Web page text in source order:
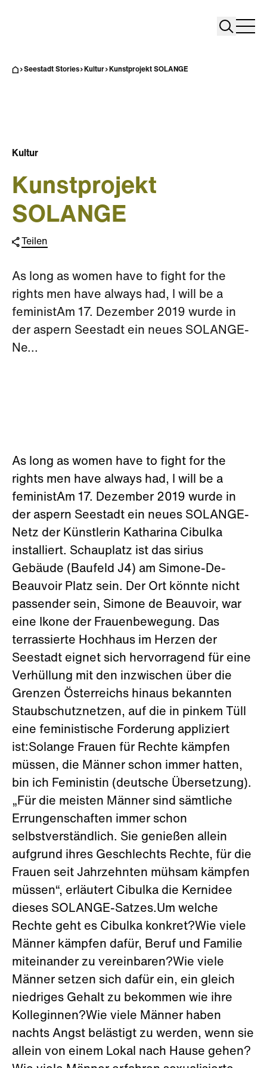
Search
Seestadt Stories Kultur Kunstprojekt SOLANGE
Kultur
Kunstprojekt
SOLANGE
Teilen
As long as women have to fight for the
rights men have always had, I will be a
feministAm 17. Dezember 2019 wurde in
der aspern Seestadt ein neues SOLANGE-
Ne...
As long as women have to fight for the
rights men have always had, I will be a
feministAm 17. Dezember 2019 wurde in
der aspern Seestadt ein neues SOLANGE-
Netz der Künstlerin Katharina Cibulka
installiert. Schauplatz ist das sirius
Gebäude (Baufeld J4) am Simone-De-
Beauvoir Platz sein. Der Ort könnte nicht
passender sein, Simone de Beauvoir, war
eine Ikone der Frauenbewegung. Das
terrassierte Hochhaus im Herzen der
Seestadt eignet sich hervorragend für eine
Verhüllung mit den inzwischen über die
Grenzen Österreichs hinaus bekannten
Staubschutznetzen, auf die in pinkem Tüll
eine feministische Forderung appliziert
ist:Solange Frauen für Rechte kämpfen
müssen, die Männer schon immer hatten,
bin ich Feministin (deutsche Übersetzung).
„Für die meisten Männer sind sämtliche
Errungenschaften immer schon
selbstverständlich. Sie genießen allein
aufgrund ihres Geschlechts Rechte, für die
Frauen seit Jahrzehnten mühsam kämpfen
müssen“, erläutert Cibulka die Kernidee
dieses SOLANGE-Satzes.Um welche
Rechte geht es Cibulka konkret?Wie viele
Männer kämpfen dafür, Beruf und Familie
miteinander zu vereinbaren?Wie viele
Männer setzen sich dafür ein, ein gleich
niedriges Gehalt zu bekommen wie ihre
Kolleginnen?Wie viele Männer haben
nachts Angst belästigt zu werden, wenn sie
allein von einem Lokal nach Hause gehen?